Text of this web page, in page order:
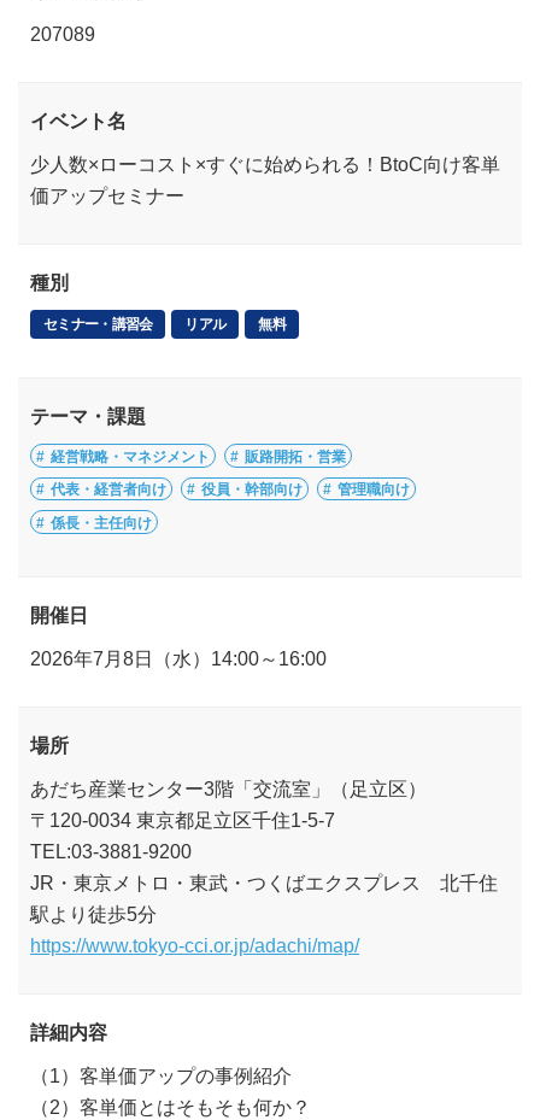
207089
イベント名
少人数×ローコスト×すぐに始められる！BtoC向け客単
価アップセミナー
種別
セミナー・講習会 リアル 無料
テーマ・課題
経営戦略・マネジメント 販路開拓・営業
代表・経営者向け 役員・幹部向け 管理職向け
係長・主任向け
開催日
2026年7月8日（水）14:00～16:00
場所
あだち産業センター3階「交流室」（足立区）
〒120-0034 東京都足立区千住1-5-7
TEL:03-3881-9200
JR・東京メトロ・東武・つくばエクスプレス 北千住
駅より徒歩5分
https://www.tokyo-cci.or.jp/adachi/map/
詳細内容
（1）客単価アップの事例紹介
（2）客単価とはそもそも何か？